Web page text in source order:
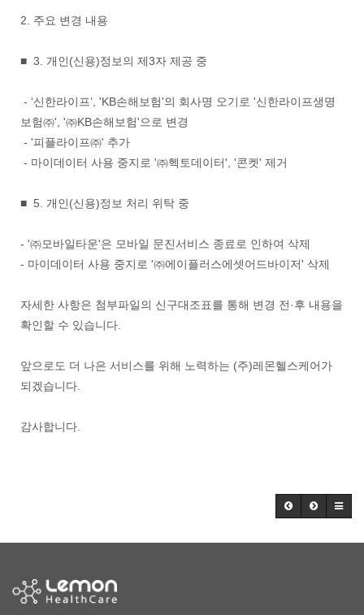
2. 주요 변경 내용
■ 3. 개인(신용)정보의 제3자 제공 중
- ‘신한라이프’, 'KB손해보험'의 회사명 오기로 '신한라이프생명
보험㈜', '㈜KB손해보험'으로 변경
- '피플라이프㈜' 추가
- 마이데이터 사용 중지로 '㈜헥토데이터', '콘켓' 제거
■ 5. 개인(신용)정보 처리 위탁 중
- '㈜모바일타운'은 모바일 문진서비스 종료로 인하여 삭제
- 마이데이터 사용 중지로 '㈜에이플러스에셋어드바이저' 삭제
자세한 사항은 첨부파일의 신구대조표를 통해 변경 전·후 내용을
확인할 수 있습니다.
앞으로도 더 나은 서비스를 위해 노력하는 (주)레몬헬스케어가
되겠습니다.
감사합니다.